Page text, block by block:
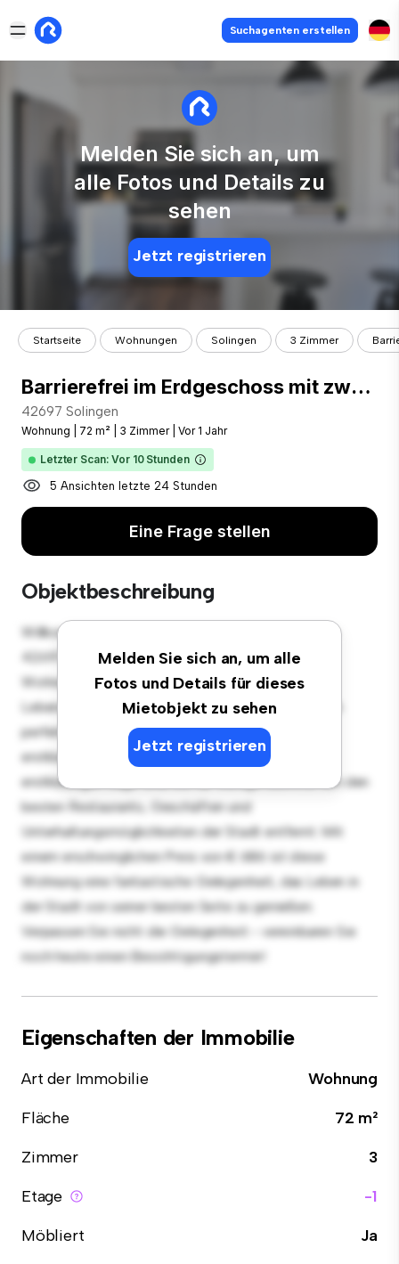
Suchagenten erstellen
Melden Sie sich an, um
alle Fotos und Details zu
sehen
Jetzt registrieren
Startseite Wohnungen Solingen 3 Zimmer
Barrierefrei im Erdgeschoss mit zwei Terrassenplätzen in Ohligs WE28
42697 Solingen
Wohnung 72 m² 3 Zimmer Vor 1 Jahr
Letzter Scan: Vor 10 Stunden
5 Ansichten letzte 24 Stunden
Eine Frage stellen
Objektbeschreibung
Melden Sie sich an, um alle
Fotos und Details für dieses
Mietobjekt zu sehen
Jetzt registrieren
Willkommen in Ihrem neuen urbanen Rückzugsort in
42697 Solingen! Diese moderne 3 Schlafzimmer-
Wohnung bietet einen stilvollen und gemütlichen
Lebensraum. Die offene Raumaufteilung eignet sich
perfekt für Gäste, und die elegante Küche ist mit
erstklassigen Geräten ausgestattet. Dank der
erstklassigen Lage sind Sie nur wenige Schritte von den
besten Restaurants, Geschäften und
Unterhaltungsmöglichkeiten der Stadt entfernt. Mit
einem erschwinglichen Preis von € 686 ist diese
Wohnung eine fantastische Gelegenheit, das Leben in
der Stadt von seiner besten Seite zu genießen.
Verpassen Sie nicht die Gelegenheit - vereinbaren Sie
noch heute einen Besichtigungstermin!
Eigenschaften der Immobilie
Art der Immobilie
Wohnung
Fläche
72 m²
Zimmer
3
Etage
-1
Möbliert
Ja